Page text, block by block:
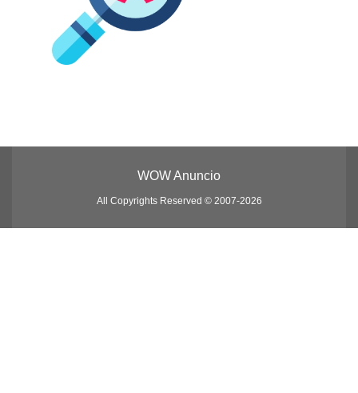
WOW Anuncio
All Copyrights Reserved © 2007-2026